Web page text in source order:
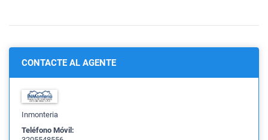
CONTACTE AL AGENTE
Inmonteria
Teléfono Móvil: